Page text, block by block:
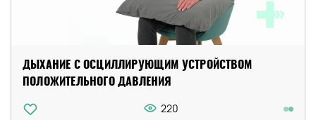
ДЫХАНИЕ С ОСЦИЛЛИРУЮЩИМ УСТРОЙСТВОМ
ПОЛОЖИТЕЛЬНОГО ДАВЛЕНИЯ
220